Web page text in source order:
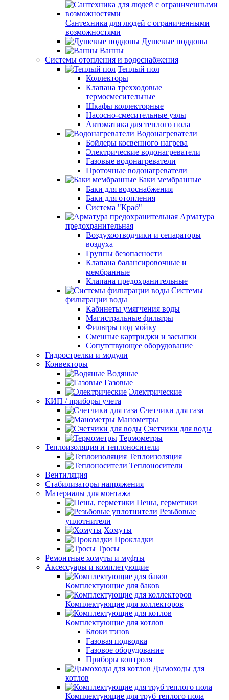
Сантехника для людей с ограниченными
возможностями
Душевые поддоны
Ванны
Системы отопления и водоснабжения
Теплый пол
Коллекторы
Клапана трехходовые
термосмесительные
Шкафы коллекторные
Насосно-смесительные узлы
Автоматика для теплого пола
Водонагреватели
Бойлеры косвенного нагрева
Электрические водонагреватели
Газовые водонагреватели
Проточные водонагреватели
Баки мембранные
Баки для водоснабжения
Баки для отопления
Система "Краб"
Арматура
предохранительная
Воздухоотводчики и сепараторы
воздуха
Группы безопасности
Клапана балансировочные и
мембранные
Клапана предохранительные
Системы
фильтрации воды
Кабинеты умягчения воды
Магистральные фильтры
Фильтры под мойку
Сменные картриджи и засыпки
Сопутствующее оборудование
Гидрострелки и модули
Конвекторы
Водяные
Газовые
Электрические
КИП / приборы учета
Счетчики для газа
Манометры
Счетчики для воды
Термометры
Теплоизоляция и теплоносители
Теплоизоляция
Теплоносители
Вентиляция
Стабилизаторы напряжения
Материалы для монтажа
Пены, герметики
Резьбовые
уплотнители
Хомуты
Прокладки
Тросы
Ремонтные хомуты и муфты
Аксессуары и комплетующие
Комплектующие для баков
Комплектующие для коллекторов
Комплектующие для котлов
Блоки тэнов
Газовая подводка
Газовое оборудование
Приборы контроля
Дымоходы для
котлов
Комплектующие для труб теплого пола